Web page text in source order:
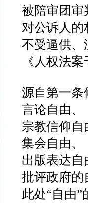
被陪审团审
对公诉人的
不受逼供、
《人权法
源自第一条
言论自由、
宗教信仰自
集会自由、
出版表达自
批评政府的
此处“自由”